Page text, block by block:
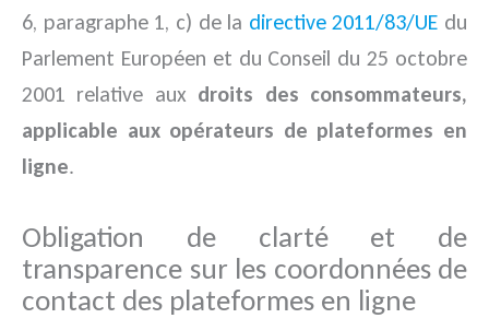
6, paragraphe 1, c) de la directive 2011/83/UE du
Parlement Européen et du Conseil du 25 octobre
2001 relative aux droits des consommateurs,
applicable aux opérateurs de plateformes en
ligne.
Obligation de clarté et de
transparence sur les coordonnées de
contact des plateformes en ligne